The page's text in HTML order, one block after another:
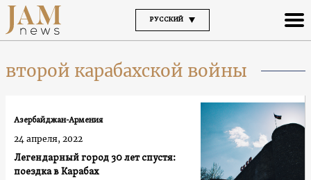
РУССКИЙ
второй карабахской войны
Легендарный город 30 лет спустя:
поездка в Карабах
Азербайджан-Армения
24 апреля, 2022